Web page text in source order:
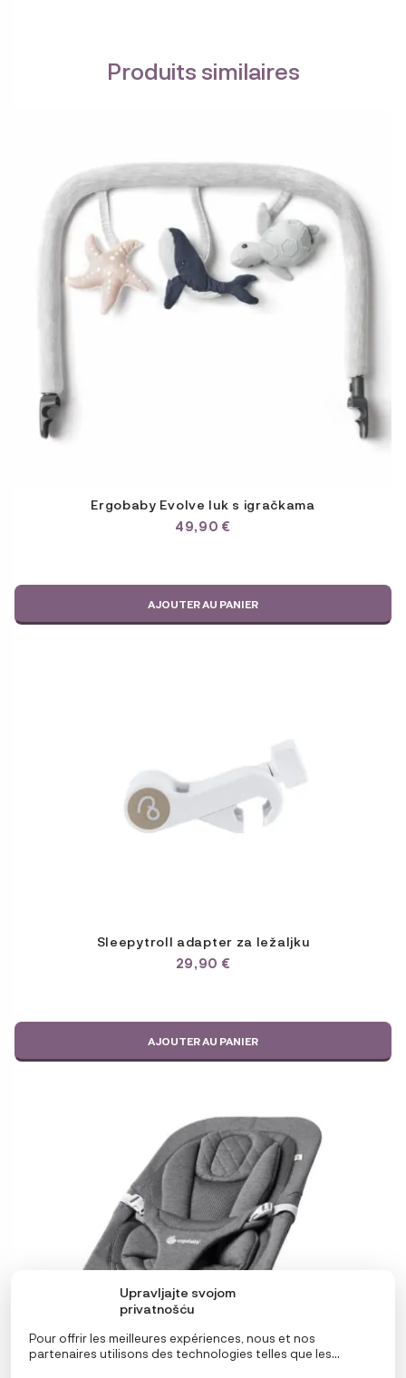
Upravljajte svojom
privatnošću
Pour offrir les meilleures expériences, nous et nos
partenaires utilisons des technologies telles que les
Produits similaires
Ergobaby Evolve luk s igračkama
49,90€
AJOUTER AU PANIER
Sleepytroll adapter za ležaljku
29,90 €
AJOUTER AU PANIER
produit